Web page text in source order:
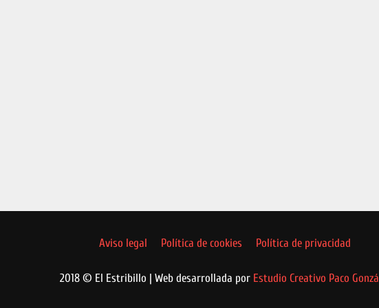
Aviso legal Política de cookies Política de privacidad
2018 © El Estribillo | Web desarrollada por Estudio Creativo Paco